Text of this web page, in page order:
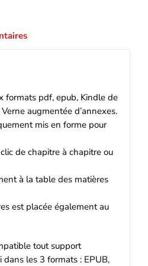
formats pdf, epub, Kindle de
augmentée d’annexes.
mis en forme pour
de chapitre à chapitre ou
à la table des matières
est placée également au
tout support
les 3 formats : EPUB,